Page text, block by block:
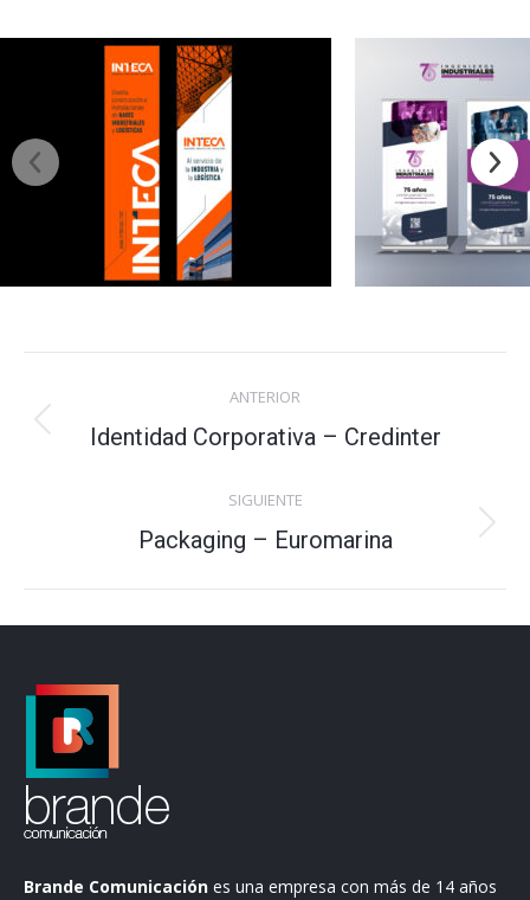
Navegación
entre
ANTERIOR
Proyecto
Identidad Corporativa – Credinter
SIGUIENTE
Proyecto
Packaging – Euromarina
Brande Comunicación es una empresa con más de 14 años